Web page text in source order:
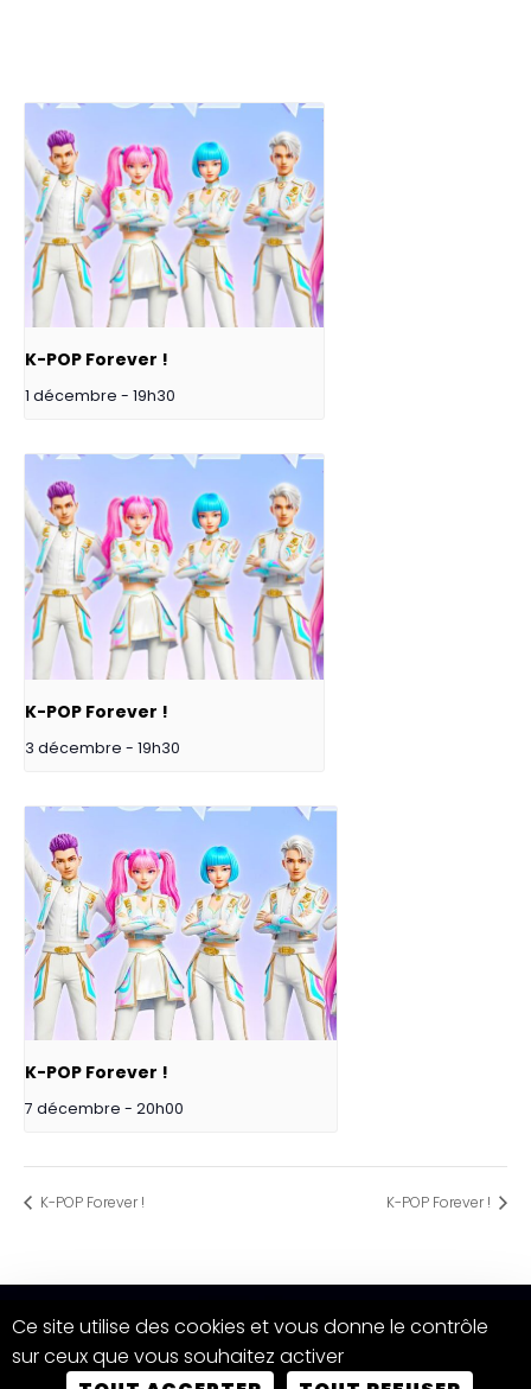
K-POP Forever !
1 décembre - 19h30
K-POP Forever !
3 décembre - 19h30
K-POP Forever !
7 décembre - 20h00
K-POP Forever ! K-POP Forever !
Ce site utilise des cookies et vous donne le contrôle
sur ceux que vous souhaitez activer